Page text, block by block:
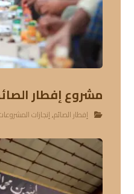
مشروع إفطار الصائم
إفطار الصائم,إنجازات